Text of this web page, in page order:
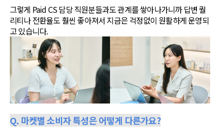
그렇게 Paid CS 담당 직원분들과도 관계를 쌓아나가니까 답변 퀄
리티나 전환율도 훨씬 좋아져서 지금은 걱정없이 원활하게 운영되
고 있습니다.
Q. 마켓별 소비자 특성은 어떻게 다른가요?